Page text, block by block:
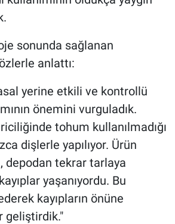
sonunda sağlanan
anlattı:
yerine etkili ve kontrollü
önemini vurguladık.
tohum kullanılmadığı
dişlerle yapılıyor. Ürün
depodan tekrar tarlaya
yaşanıyordu. Bu
kayıpların önüne
geliştirdik."